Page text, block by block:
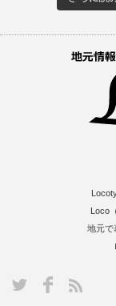
Loco
地元で